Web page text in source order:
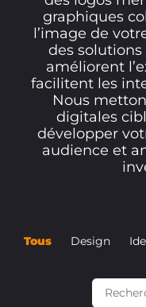
graphiques
l’image de
des
améliorent
facilitent les
Nous
digitales
développer
audience et
Tous Design